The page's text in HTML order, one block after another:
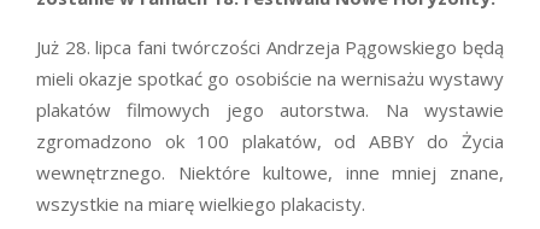
Już 28. lipca fani twórczości Andrzeja Pągowskiego będą
mieli okazje spotkać go osobiście na wernisażu wystawy
plakatów filmowych jego autorstwa. Na wystawie
zgromadzono ok 100 plakatów, od ABBY do Życia
wewnętrznego. Niektóre kultowe, inne mniej znane,
wszystkie na miarę wielkiego plakacisty.